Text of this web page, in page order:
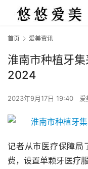
首页 爱美资讯
淮南市种植牙
2024
2023年9月17日 19:40 爱
记者从市医疗保障局
费，设置单颗牙医疗